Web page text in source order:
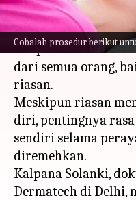
Cobalah prosedur berikut
Apa ceritanya
Menjelang musim
tampil bersinar
dari semua orang,
riasan.
Meskipun riasan
diri, pentingnya
sendiri selama
diremehkan.
Kalpana Solanki,
Dermatech di Delhi,